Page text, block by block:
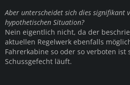
Aber unterscheidet sich dies signifikant
hypothetischen Situation?
Nein eigentlich nicht, da der
aktuellen Regelwerk ebenfalls
Fahrerkabine so oder so verboten ist
Schussgefecht läuft.